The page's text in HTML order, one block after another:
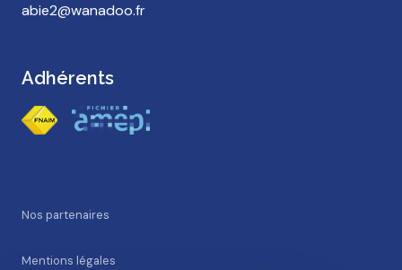
abie2@wanadoo.fr
Adhérents
Nos partenaires
Mentions légales